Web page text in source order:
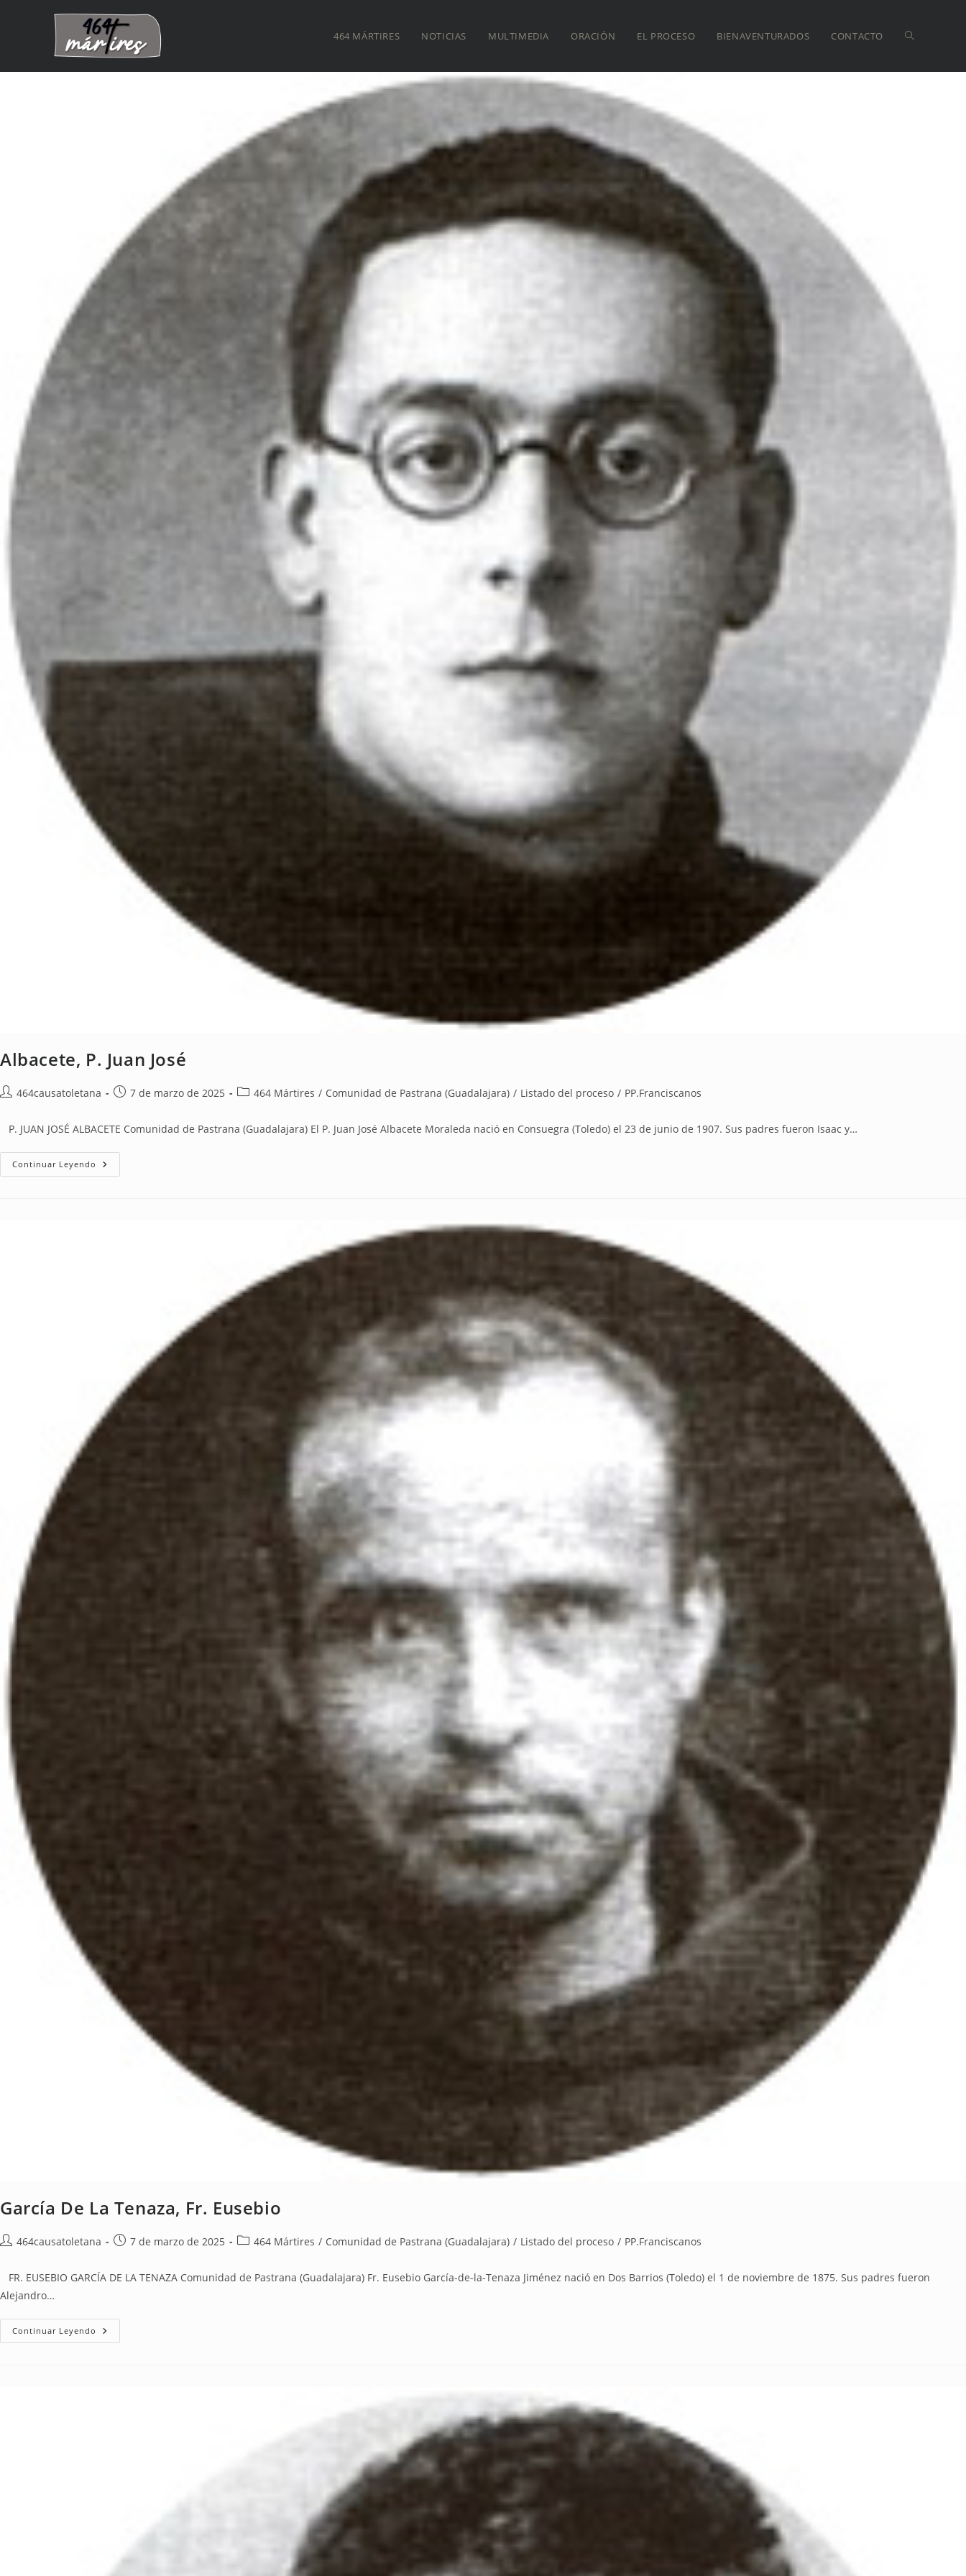
464 MÁRTIRES NOTICIAS MULTIMEDIA ORACIÓN EL PROCESO BIENAVENTURADOS CONTACTO
Albacete, P. Juan José
464causatoletana 7 de marzo de 2025 464 Mártires / Comunidad de Pastrana (Guadalajara) / Listado del proceso / PP.Franciscanos
P. JUAN JOSÉ ALBACETE Comunidad de Pastrana (Guadalajara) El P. Juan José Albacete Moraleda nació en Consuegra (Toledo) el 23 de junio de 1907. Sus padres fueron Isaac y…
Continuar Leyendo
García De La Tenaza, Fr. Eusebio
464causatoletana 7 de marzo de 2025 464 Mártires / Comunidad de Pastrana (Guadalajara) / Listado del proceso / PP.Franciscanos
FR. EUSEBIO GARCÍA DE LA TENAZA Comunidad de Pastrana (Guadalajara) Fr. Eusebio García-de-la-Tenaza Jiménez nació en Dos Barrios (Toledo) el 1 de noviembre de 1875. Sus padres fueron
Alejandro…
Continuar Leyendo